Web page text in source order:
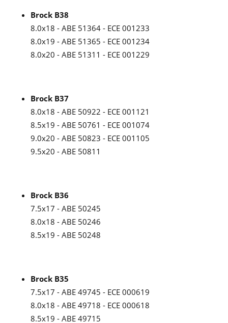
Brock B38
8.0x18 - ABE 51364 - ECE 001233
8.0x19 - ABE 51365 - ECE 001234
8.0x20 - ABE 51311 - ECE 001229
Brock B37
8.0x18 - ABE 50922 - ECE 001121
8.5x19 - ABE 50761 - ECE 001074
9.0x20 - ABE 50823 - ECE 001105
9.5x20 - ABE 50811
Brock B36
7.5x17 - ABE 50245
8.0x18 - ABE 50246
8.5x19 - ABE 50248
Brock B35
7.5x17 - ABE 49745 - ECE 000619
8.0x18 - ABE 49718 - ECE 000618
8.5x19 - ABE 49715